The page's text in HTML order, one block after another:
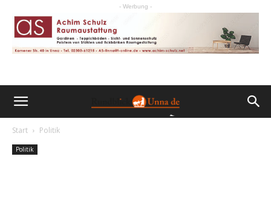
- Werbung -
Start Politik
Politik